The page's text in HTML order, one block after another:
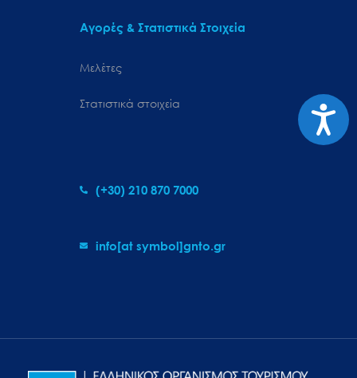
Αγορές & Στατιστικά Στοιχεία
Μελέτες
Στατιστικά στοιχεία
(+30) 210 870 7000
info[at symbol]gnto.gr